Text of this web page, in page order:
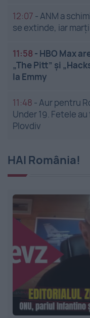
12:07 -ANM a
se extinde, iar
11:58 - HBO Max
„The Pitt” și
la Emmy
11:48 -Aur pentru
Under 19. Fetele
Plovdiv
HAI România!